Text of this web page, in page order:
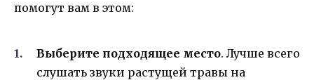
помогут вам в этом:
Выберите подходящее место. Лучше всего
слушать звуки растущей травы на